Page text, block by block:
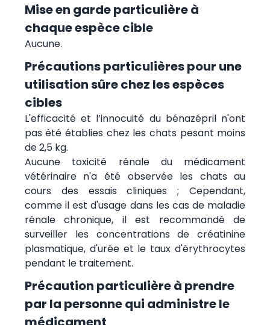
Mise en garde particulière à
chaque espèce cible
Aucune.
Précautions particulières pour une
utilisation sûre chez les espèces
cibles
L'efficacité et l’innocuité du bénazépril n'ont
pas été établies chez les chats pesant moins
de 2,5 kg.
Aucune toxicité rénale du médicament
vétérinaire n'a été observée les chats au
cours des essais cliniques ; Cependant,
comme il est d'usage dans les cas de maladie
rénale chronique, il est recommandé de
surveiller les concentrations de créatinine
plasmatique, d'urée et le taux d'érythrocytes
pendant le traitement.
Précaution particulière à prendre
par la personne qui administre le